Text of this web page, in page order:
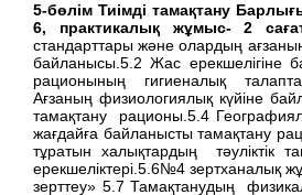
5-бөлім Тиімді тамақтану
6, практикалық жұмыс-2
стандарттары және олардың
байланысы.5.2 Жас ерекшелігіне
рационының гигиеналық
Ағзаның физиологиялық күйіне
тамақтану рационы.5.4
жағдайға байланысты тамақтану
тұратын халықтардың тәуліктік
ерекшеліктері.5.6№4 зертханалық
зерттеу» 5.7 Тамақтанудың